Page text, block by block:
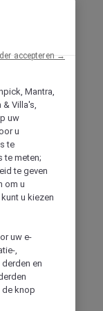
Mantra,
& Villa's,
uw
u
te
te meten;
te geven
om u
u kiezen
uw e-
,
en
de knop
accepteren →